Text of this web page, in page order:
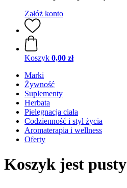
Załóż konto
Koszyk 0,00 zł
Marki
Żywność
Suplementy
Herbata
Pielęgnacja ciała
Codzienność i styl życia
Aromaterapia i wellness
Oferty
Koszyk jest pusty